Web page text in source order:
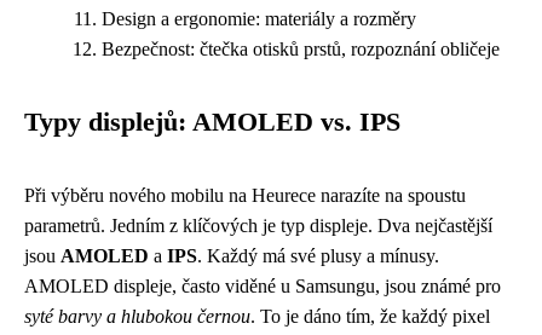
Design a ergonomie: materiály a rozměry
Bezpečnost: čtečka otisků prstů, rozpoznání obličeje
Typy displejů: AMOLED vs. IPS
Při výběru nového mobilu na Heurece narazíte na spoustu
parametrů. Jedním z klíčových je typ displeje. Dva nejčastější
jsou AMOLED a IPS. Každý má své plusy a mínusy.
AMOLED displeje, často viděné u Samsungu, jsou známé pro
syté barvy a hlubokou černou. To je dáno tím, že každý pixel